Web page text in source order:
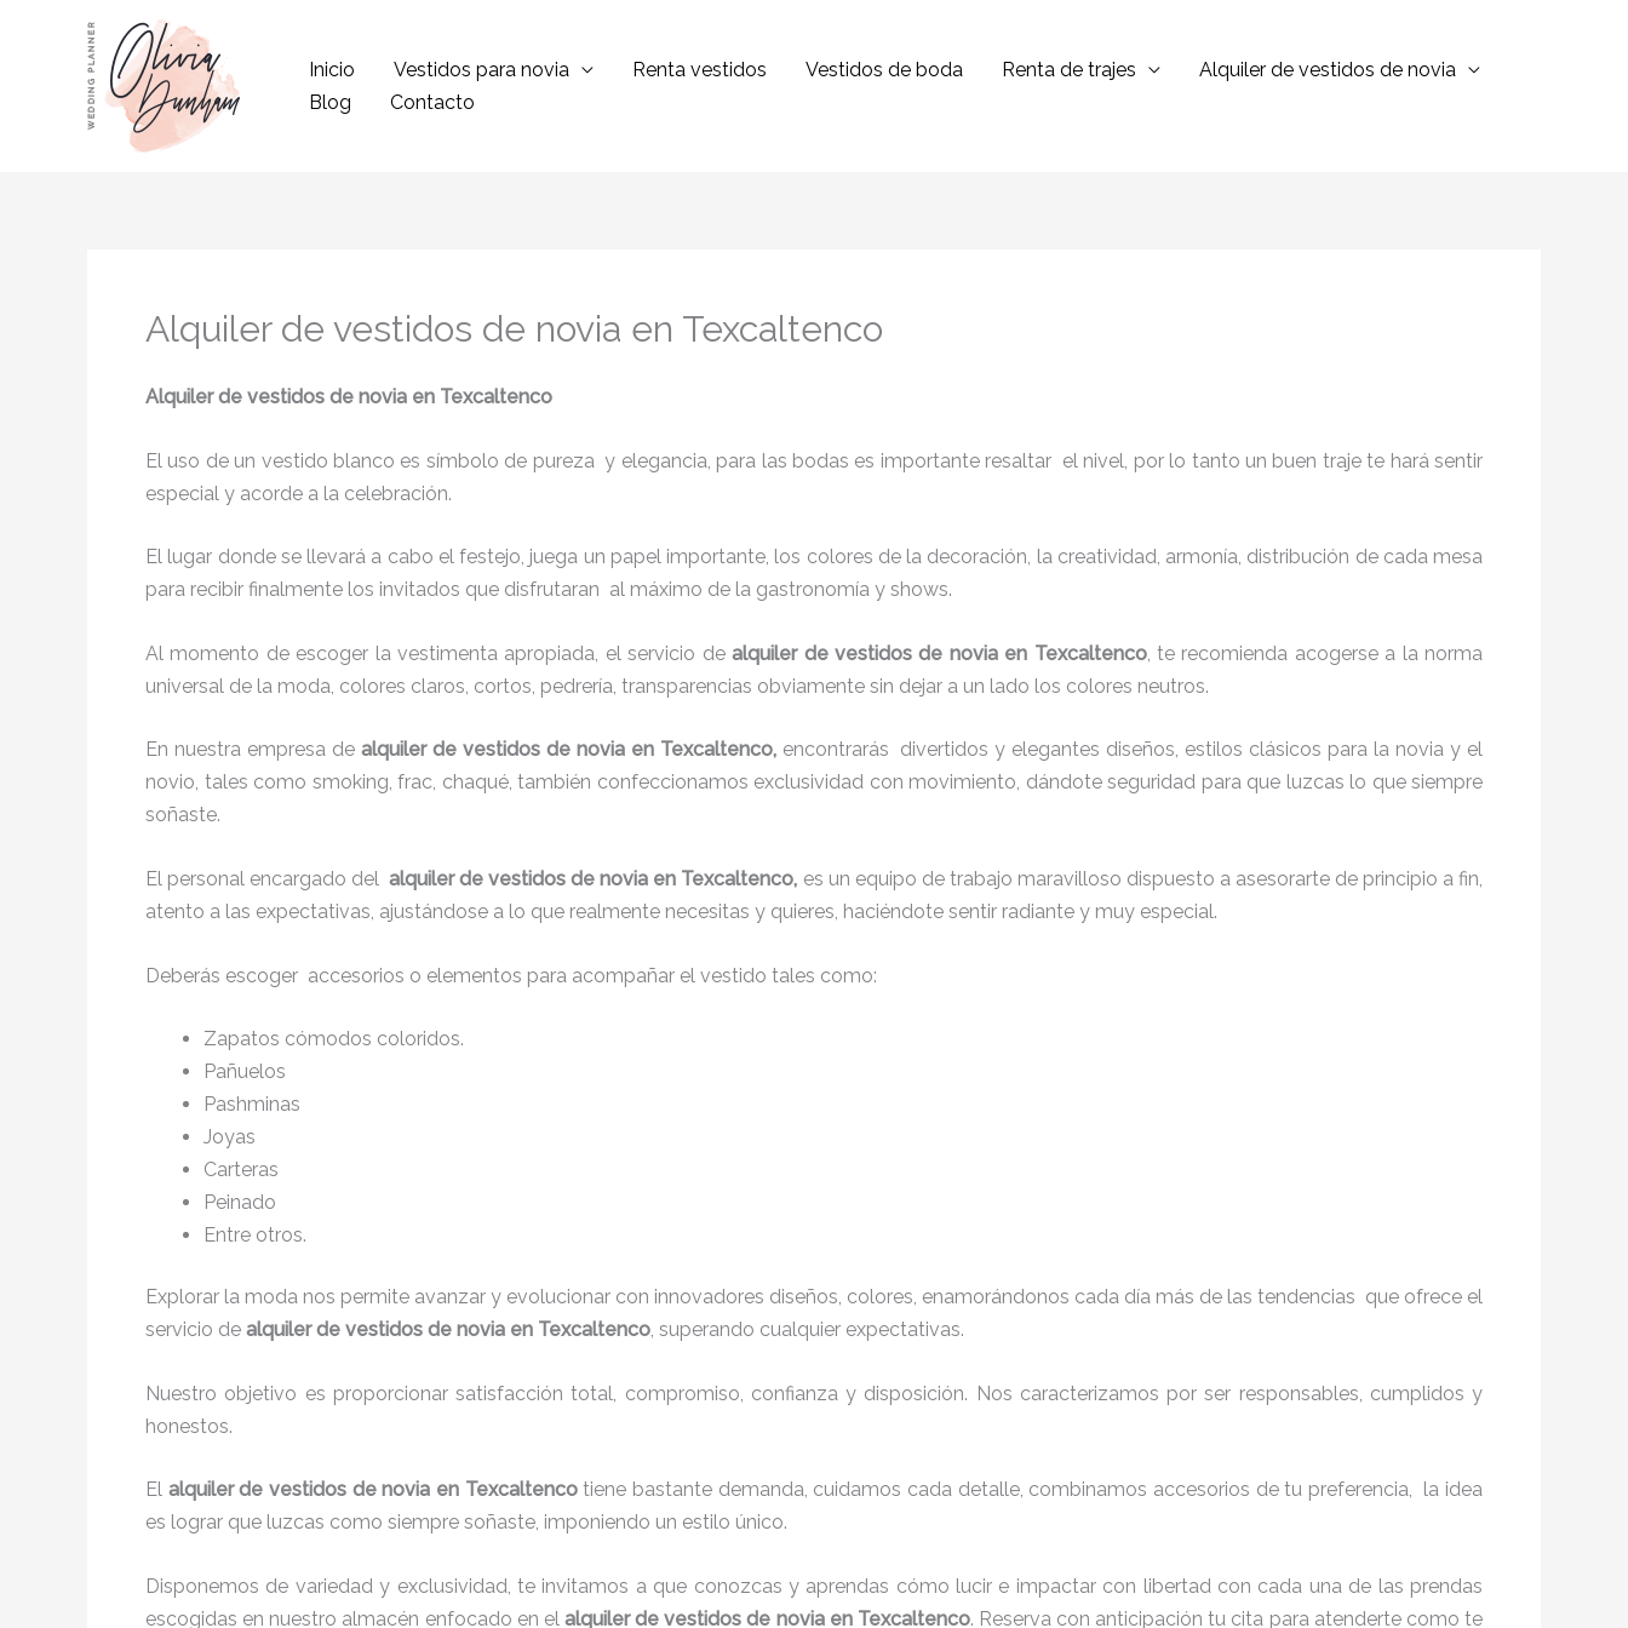
contenido
Inicio Vestidos para novia Renta vestidos Vestidos de boda Renta de trajes
Alquiler de vestidos de novia
Blog
Contacto
Alquiler de vestidos de novia en Texcaltenco
Alquiler de vestidos de novia en Texcaltenco
El uso de un vestido blanco es símbolo de pureza y elegancia, para las bodas es importante resaltar el nivel, por lo tanto un buen traje te hará sentir
especial y acorde a la celebración.
El lugar donde se llevará a cabo el festejo, juega un papel importante, los colores de la decoración, la creatividad, armonía, distribución de cada mesa
para recibir finalmente los invitados que disfrutaran al máximo de la gastronomía y shows.
Al momento de escoger la vestimenta apropiada, el servicio dealquiler de vestidos de novia en Texcaltenco, te recomienda acogerse a la norma
universal de la moda, colores claros, cortos, pedrería, transparencias obviamente sin dejar a un lado los colores neutros.
En nuestra empresa de alquiler de vestidos de novia en Texcaltenco, encontrarás divertidos y elegantes diseños, estilos clásicos para la novia y el
novio, tales como smoking, frac, chaqué, también confeccionamos exclusividad con movimiento, dándote seguridad para que luzcas lo que siempre
soñaste.
El personal encargado delalquiler de vestidos de novia en Texcaltenco, es un equipo de trabajo maravilloso dispuesto a asesorarte de principio a fin,
atento a las expectativas, ajustándose a lo que realmente necesitas y quieres, haciéndote sentir radiante y muy especial.
Deberás escoger accesorios o elementos para acompañar el vestido tales como:
Zapatos cómodos coloridos.
Pañuelos
Pashminas
Joyas
Carteras
Peinado
Entre otros.
Explorar la moda nos permite avanzar y evolucionar con innovadores diseños, colores, enamorándonos cada día más de las tendencias que ofrece el
servicio de alquiler de vestidos de novia en Texcaltenco, superando cualquier expectativas.
Nuestro objetivo es proporcionar satisfacción total, compromiso, confianza y disposición. Nos caracterizamos por ser responsables, cumplidos y
honestos.
El alquiler de vestidos de novia en Texcaltencotiene bastante demanda, cuidamos cada detalle, combinamos accesorios de tu preferencia, la idea
es lograr que luzcas como siempre soñaste, imponiendo un estilo único.
Disponemos de variedad y exclusividad, te invitamos a que conozcas y aprendas cómo lucir e impactar con libertad con cada una de las prendas
escogidas en nuestro almacén enfocado en el alquiler de vestidos de novia en Texcaltenco. Reserva con anticipación tu cita para atenderte como te